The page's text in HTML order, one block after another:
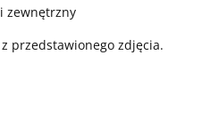
zewnętrzny
przedstawionego zdjęcia.